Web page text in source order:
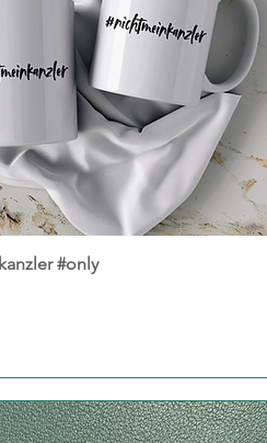
Schnellansicht
#only